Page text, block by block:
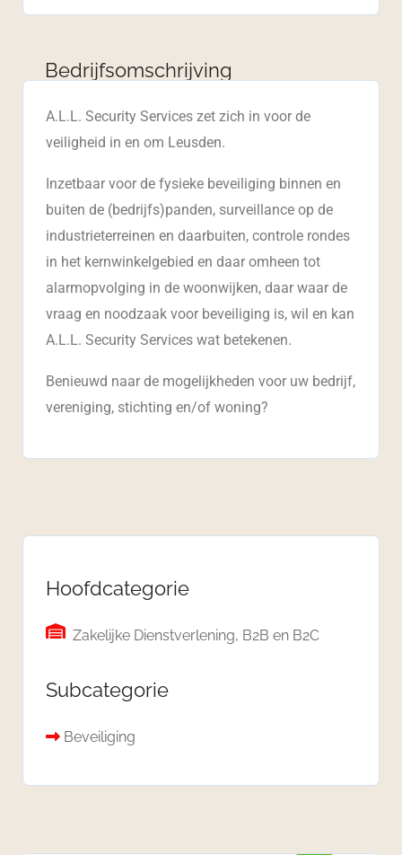
Bedrijfsomschrijving
A.L.L. Security Services zet zich in voor de
veiligheid in en om Leusden.
Inzetbaar voor de fysieke beveiliging binnen en
buiten de (bedrijfs)panden, surveillance op de
industrieterreinen en daarbuiten, controle rondes
in het kernwinkelgebied en daar omheen tot
alarmopvolging in de woonwijken, daar waar de
vraag en noodzaak voor beveiliging is, wil en kan
A.L.L. Security Services wat betekenen.
Benieuwd naar de mogelijkheden voor uw bedrijf,
vereniging, stichting en/of woning?
Hoofdcategorie
Zakelijke Dienstverlening, B2B en B2C
Subcategorie
Beveiliging